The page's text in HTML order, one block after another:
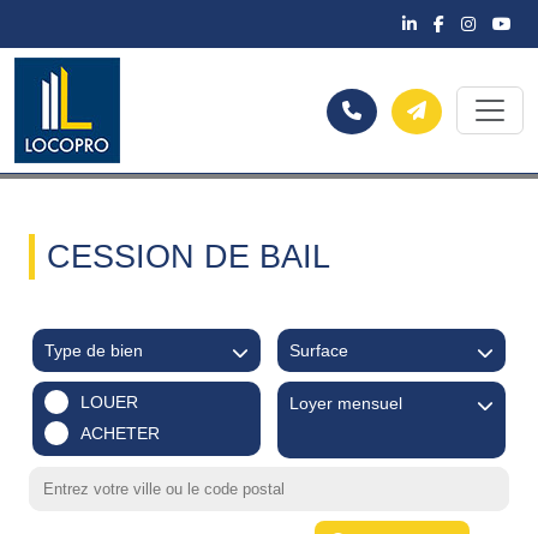
CESSION DE BAIL
Type de bien Surface
LOUER
ACHETER
Loyer mensuel